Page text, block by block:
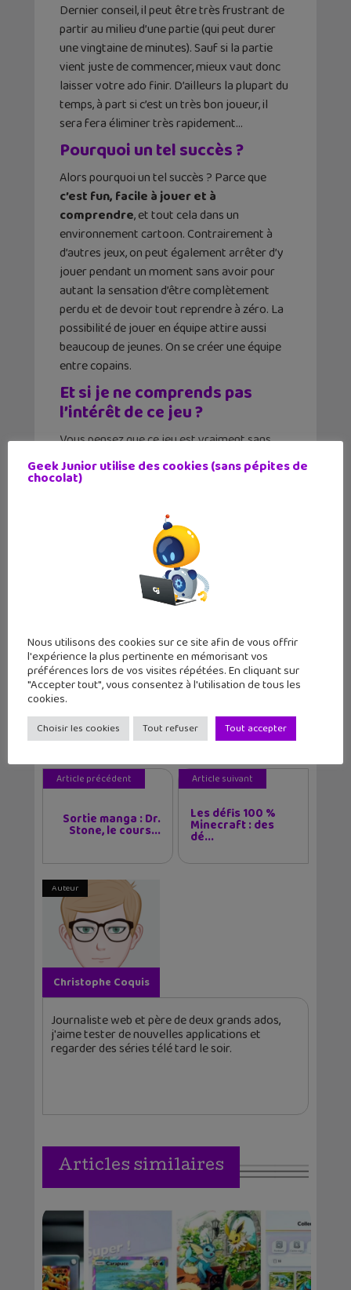
Dernier conseil, il peut être très frustrant de
partir au milieu d’une partie (qui peut durer
une vingtaine de minutes). Sauf si la partie
vient juste de commencer, mieux vaut donc
laisser votre ado finir. D’ailleurs la plupart du
temps, à part si c’est un très bon joueur, il
sera fera éliminer très rapidement…
Pourquoi un tel succès ?
Alors pourquoi un tel succès ? Parce que
c’est fun, facile à jouer et à
comprendre, et tout cela dans un
environnement cartoon. Contrairement à
d’autres jeux, on peut également arrêter d’y
jouer pendant un moment sans avoir pour
autant la sensation d’être complètement
perdu et de devoir tout reprendre à zéro. La
possibilité de jouer en équipe attire aussi
beaucoup de jeunes. On se créer une équipe
entre copains.
Et si je ne comprends pas
l’intérêt de ce jeu ?
Vous pensez que ce jeu est vraiment sans
intérêt ? Pas de panique, Fortnite Battle
Royale est avant tout destiné à un public
prennent aussi du plaisir. Le meilleur moyen
pour mieux comprendre la passion de votre
ado pour ce jeu est peut-être de lui
regarder une partie avec
et qu’il vous explique pourquoi il aime y
jouer. Et pourquoi pas, il pourrait bien vous
Tags
Epic Games
Fortnite Battle Royale
Jeu Mobile
Jeu PC
Article précédent
Sortie manga : Dr.
Stone, le cours...
Article suivant
Les défis 100 %
Minecraft : des
dé...
Auteur
Christophe Coquis
Journaliste web et père de deux grands ados,
j'aime tester de nouvelles applications et
regarder des séries télé tard le soir.
Articles similaires
Geek Junior utilise des cookies (sans pépites de
chocolat)
Nous utilisons des cookies sur ce site afin de vous offrir
l'expérience la plus pertinente en mémorisant vos
préférences lors de vos visites répétées. En cliquant sur
"Accepter tout", vous consentez à l'utilisation de tous les
cookies.
Choisir les cookies Tout refuser Tout accepter